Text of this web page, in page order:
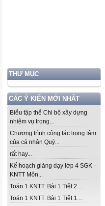
THƯ MỤC
CÁC Ý KIẾN MỚI NHẤT
Biểu tập thể Chi bộ xây dựng
nhiệm vụ trọng...
Chương trình công tác trọng tâm
của cá nhân Quý...
rất hay...
Kế hoạch giảng dạy lớp 4 SGK -
KNTT Môn...
Toán 1 KNTT. Bài 1 Tiết 2....
Toán 1 KNTT. Bài 1 Tiết 1....